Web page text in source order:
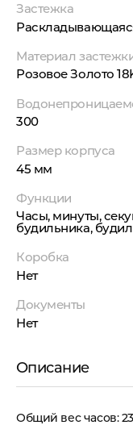
Застежка
Материал
Розовое Золото
300
Размер корпуса
45 мм
Функции
Часы, минуты,
будильника,
Коробка
Нет
Документы
Нет
Описание
Общий вес часов: